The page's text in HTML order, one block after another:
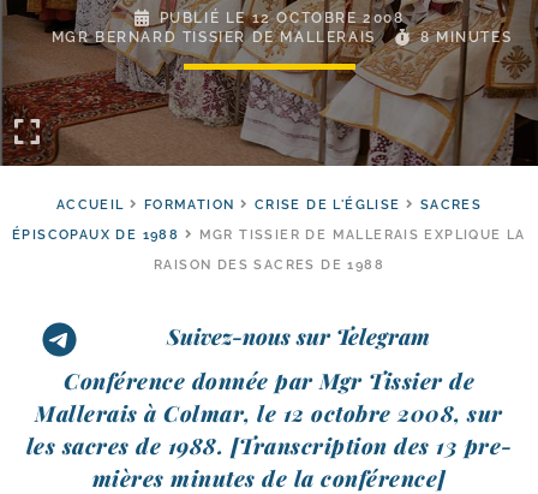
PUBLIÉ LE12 OCTOBRE 2008
MGR BERNARD TISSIER DE MALLERAIS
8 MINUTES
ACCUEIL FORMATION CRISE DE L'ÉGLISE
SACRES
ÉPISCOPAUX DE 1988
MGR TISSIER DE MALLERAIS EXPLIQUE LA
RAISON DES SACRES DE 1988
Suivez-nous sur Telegram
Conférence don­née par Mgr Tissier de
Mallerais à Colmar, le 12 octobre 2008, sur
les sacres de 1988. [Transcription des 13 pre­
mières minutes de la conférence]